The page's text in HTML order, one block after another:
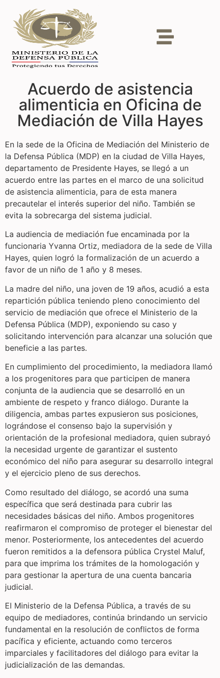
Acuerdo de asistencia
alimenticia en Oficina de
Mediación de Villa Hayes
En la sede de la Oficina de Mediación del Ministerio de
la Defensa Pública (MDP) en la ciudad de Villa Hayes,
departamento de Presidente Hayes, se llegó a un
acuerdo entre las partes en el marco de una solicitud
de asistencia alimenticia, para de esta manera
precautelar el interés superior del niño. También se
evita la sobrecarga del sistema judicial.
La audiencia de mediación fue encaminada por la
funcionaria Yvanna Ortiz, mediadora de la sede de Villa
Hayes, quien logró la formalización de un acuerdo a
favor de un niño de 1 año y 8 meses.
La madre del niño, una joven de 19 años, acudió a esta
repartición pública teniendo pleno conocimiento del
servicio de mediación que ofrece el Ministerio de la
Defensa Pública (MDP), exponiendo su caso y
solicitando intervención para alcanzar una solución que
beneficie a las partes.
En cumplimiento del procedimiento, la mediadora llamó
a los progenitores para que participen de manera
conjunta de la audiencia que se desarrolló en un
ambiente de respeto y franco diálogo. Durante la
diligencia, ambas partes expusieron sus posiciones,
lográndose el consenso bajo la supervisión y
orientación de la profesional mediadora, quien subrayó
la necesidad urgente de garantizar el sustento
económico del niño para asegurar su desarrollo integral
y el ejercicio pleno de sus derechos.
Como resultado del diálogo, se acordó una suma
específica que será destinada para cubrir las
necesidades básicas del niño. Ambos progenitores
reafirmaron el compromiso de proteger el bienestar del
menor. Posteriormente, los antecedentes del acuerdo
fueron remitidos a la defensora pública Crystel Maluf,
para que imprima los trámites de la homologación y
para gestionar la apertura de una cuenta bancaria
judicial.
El Ministerio de la Defensa Pública, a través de su
equipo de mediadores, continúa brindando un servicio
fundamental en la resolución de conflictos de forma
pacífica y eficiente, actuando como terceros
imparciales y facilitadores del diálogo para evitar la
judicialización de las demandas.